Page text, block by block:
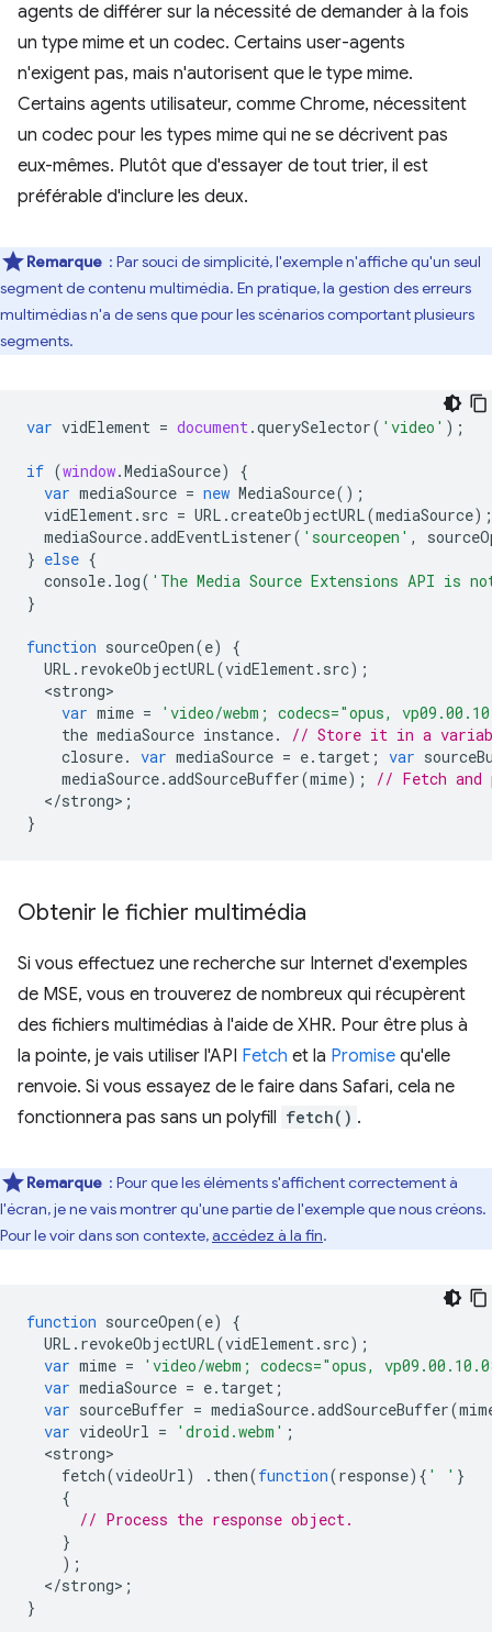
agents de différer sur la nécessité de demander à la fois
un type mime et un codec. Certains user-agents
n'exigent pas, mais n'autorisent que le type mime.
Certains agents utilisateur, comme Chrome, nécessitent
un codec pour les types mime qui ne se décrivent pas
eux-mêmes. Plutôt que d'essayer de tout trier, il est
préférable d'inclure les deux.
Remarque : Par souci de simplicité, l'exemple n'affiche qu'un seul
segment de contenu multimédia. En pratique, la gestion des erreurs
multimédias n'a de sens que pour les scénarios comportant plusieurs
segments.
var vidElement = document.querySelector( 'video' );
if (window.MediaSource)
{
var mediaSource = new MediaSource();
vidElement. src = URL .createObjectURL(mediaSource);
mediaSource.addEventListener( 'sourceopen' ,
} else {
console. log( 'The Media Source Extensions API is
}
function sourceOpen(e)
{
URL . revokeObjectURL(vidElement. src);
<strong
var mime =
'video/webm; codecs="opus,
the mediaSource instance.
// Store it in a
closure. var mediaSource = e. target ; var
mediaSource.addSourceBuffer(mime);
// Fetch and
</strong>;
}
Obtenir le fichier multimédia
Si vous effectuez une recherche sur Internet d'exemples
de MSE, vous en trouverez de nombreux qui récupèrent
des fichiers multimédias à l'aide de XHR. Pour être plus à
la pointe, je vais utiliser l'API Fetch et la Promise qu'elle
renvoie. Si vous essayez de le faire dans Safari, cela ne
fonctionnera pas sans un polyfill fetch() .
Remarque : Pour que les éléments s'affichent correctement à
l'écran, je ne vais montrer qu'une partie de l'exemple que nous créons.
Pour le voir dans son contexte,accédez à la fin.
function sourceOpen(e)
{
URL . revokeObjectURL(vidElement. src);
var mime =
'video/webm; codecs="opus,
var mediaSource = e. target ;
var sourceBuffer = mediaSource.addSourceBuffer(
var videoUrl = 'droid.webm' ;
<strong
fetch(videoUrl) . then(function(response){ ' ' }
{
// Process the response object.
}
);
</strong>;
}